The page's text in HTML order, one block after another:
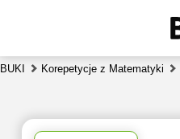
BUKI Korepetycje z Matematyki